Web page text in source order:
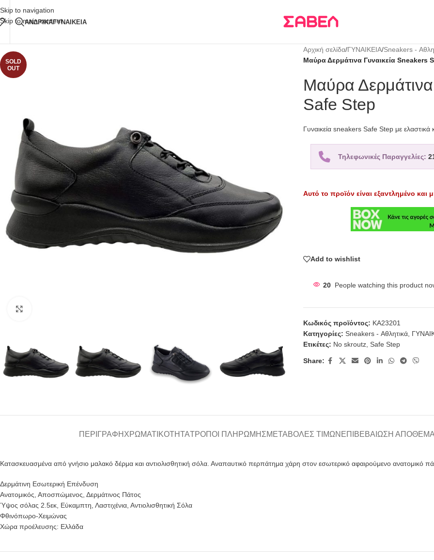
Skip to navigation
Skip to main content
Δωρεάν Μεταφορικά
ΑΝΔΡΙΚΑΓΥΝΑΙΚΕΙΑ
SOLD
OUT
Αρχική σελίδα/ΓΥΝΑΙΚΕΙΑ/Sneakers -
Μαύρα Δερμάτινα Γυναικεία Sneakers
Μαύρα
Safe Step
Γυναικεία sneakers Safe Step με ελαστικά
Τηλεφωνικές Παραγγελίες:
Αυτό το προϊόν είναι εξαντλημένο και
Add to wishlist
20 People watching this product
Κωδικός προϊόντος: KA23201
Κατηγορίες: Sneakers - Αθλητικά,
Ετικέτες: No skroutz, Safe Step
Share:
ΠΕΡΙΓΡΑΦΉ ΧΡΩΜΑΤΙΚΌΤΗΤΑΤΡΌΠΟΙ ΠΛΗΡΩΜΉΣΜΕΤΑΒΟΛΈΣ ΤΙΜΏΝ ΕΠΙΒΕΒΑΊΩΣΗ
Κατασκευασμένα από γνήσιο μαλακό δέρμα και αντιολισθητική σόλα. Αναπαυτικό περπάτημα χάρη στον εσωτερικό αφαιρούμενο ανατομικό
Δερμάτινη Εσωτερική Επένδυση
Ανατομικός, Αποσπώμενος, Δερμάτινος Πάτος
Ύψος σόλας 2.5εκ, Εύκαμπτη, Λαστιχένια, Αντιολισθητική Σόλα
Φθινόπωρο-Χειμώνας
Χώρα προέλευσης: Ελλάδα